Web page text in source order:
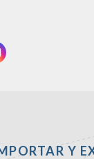
Y